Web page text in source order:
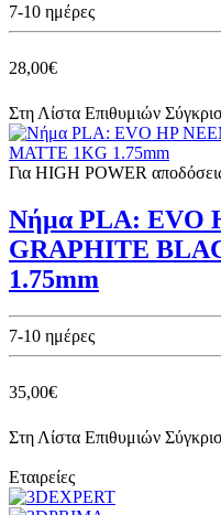
7-10 ημέρες
28,00€
Στη Λίστα Επιθυμιών
Για HIGH POWER
Νήμα PLA: EVO
GRAPHITE
1.75mm
7-10 ημέρες
35,00€
Στη Λίστα Επιθυμιών
Εταιρείες